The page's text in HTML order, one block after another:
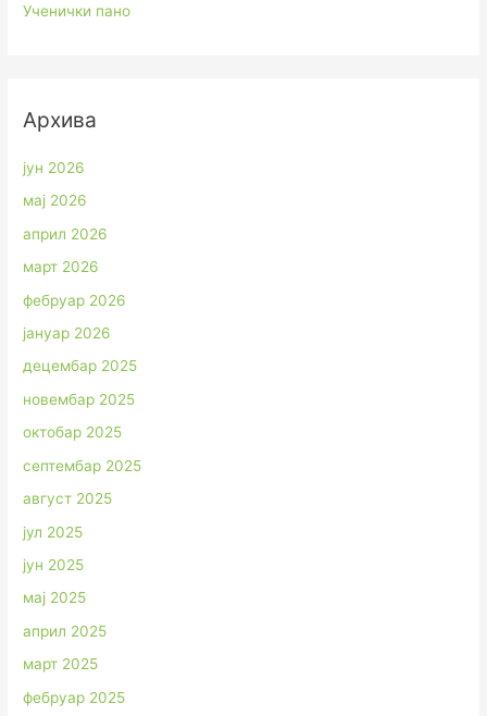
Ученички пано
Архива
јун 2026
мај 2026
април 2026
март 2026
фебруар 2026
јануар 2026
децембар 2025
новембар 2025
октобар 2025
септембар 2025
август 2025
јул 2025
јун 2025
мај 2025
април 2025
март 2025
фебруар 2025